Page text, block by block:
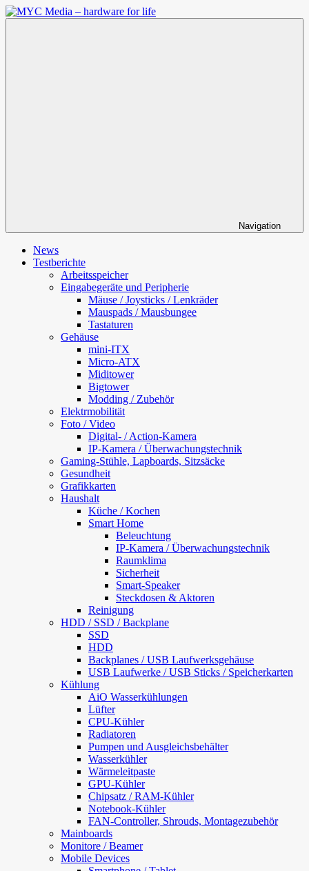
Zum
Inhalt
Navigation
News
Testberichte
Arbeitsspeicher
Eingabegeräte und Peripherie
Mäuse / Joysticks / Lenkräder
Mauspads / Mausbungee
Tastaturen
Gehäuse
mini-ITX
Micro-ATX
Miditower
Bigtower
Modding / Zubehör
Elektrmobilität
Foto / Video
Digital- / Action-Kamera
IP-Kamera / Überwachungstechnik
Gaming-Stühle, Lapboards, Sitzsäcke
Gesundheit
Grafikkarten
Haushalt
Küche / Kochen
Smart Home
Beleuchtung
IP-Kamera / Überwachungstechnik
Raumklima
Sicherheit
Smart-Speaker
Steckdosen & Aktoren
Reinigung
HDD / SSD / Backplane
SSD
HDD
Backplanes / USB Laufwerksgehäuse
USB Laufwerke / USB Sticks / Speicherkarten
Kühlung
AiO Wasserkühlungen
Lüfter
CPU-Kühler
Radiatoren
Pumpen und Ausgleichsbehälter
Wasserkühler
Wärmeleitpaste
GPU-Kühler
Chipsatz / RAM-Kühler
Notebook-Kühler
FAN-Controller, Shrouds, Montagezubehör
Mainboards
Monitore / Beamer
Mobile Devices